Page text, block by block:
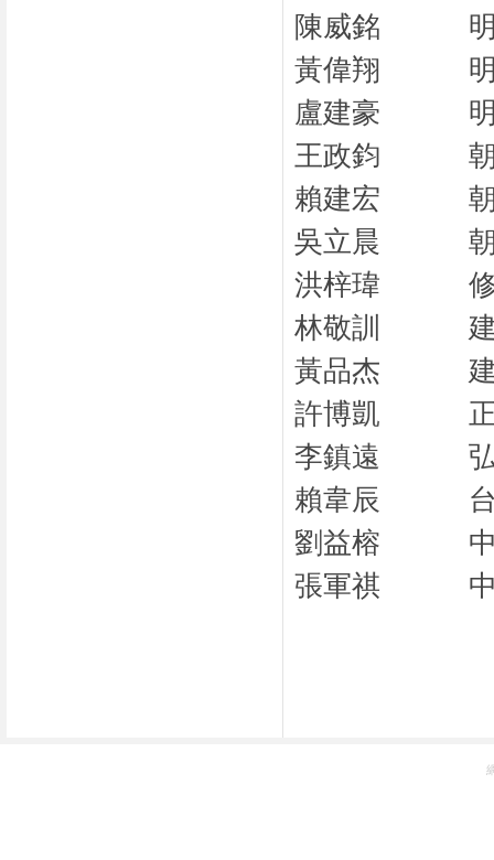
陳威銘
黃偉翔
盧建豪
王政鈞
賴建宏
吳立晨
洪梓瑋
林敬訓
黃品杰
許博凱
李鎮遠
賴韋辰
劉益榕
張軍祺